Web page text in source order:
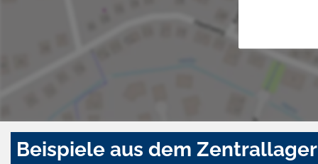
Beispiele aus dem Zentrallager